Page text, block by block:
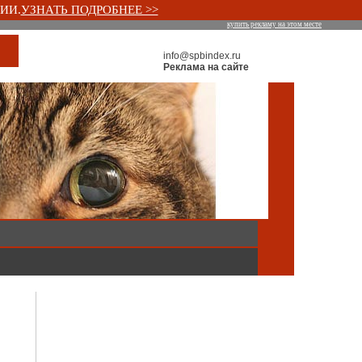
УЗНАТЬ ПОДРОБНЕЕ >>
купить рекламу на этом месте
info@spbindex.ru
Реклама на сайте